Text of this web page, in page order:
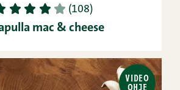
2 3 4 5 (108)
mac & cheese
VIDEO
OHJE